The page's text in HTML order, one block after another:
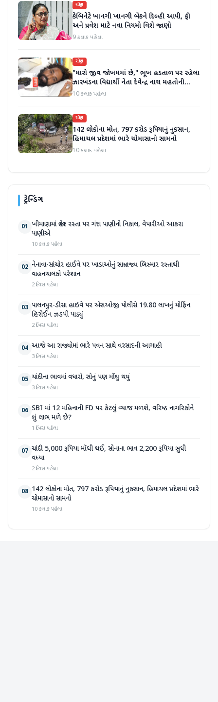
રાષ્ટ્રીય
કેબિનેટે ખાનગી ખાનગી બેંકને દિલ્હી આપી, ફી
અને પ્રવેશ માટે નવા નિયમો વિશે જાણો
9 કલાક પહેલા
રાષ્ટ્રીય
"મારો જીવ જોખમમાં છે," ભૂખ હડતાળ પર રહેલા
ઝારખંડના વિદ્યાર્થી નેતા દેવેન્દ્ર નાથ મહતોની
તબિયત ખરાબ
10 કલાક પહેલા
રાષ્ટ્રીય
142 લોકોના મોત, 797 કરોડ રૂપિયાનું નુકસાન,
હિમાચલ પ્રદેશમાં ભારે ચોમાસાનો સામનો
10 કલાક પહેલા
ટ્રેન્ડિંગ
01 ખીમાણામાં જાહેર રસ્તા પર ગંદા પાણીનો નિકાલ, વેપારીઓ આકરા
પાણીએ
10 કલાક પહેલા
02 નેનાવા-સાંચોર હાઈવે પર ખાડાઓનું સામ્રાજ્ય બિસ્માર રસ્તાથી
વાહનચાલકો પરેશાન
2 દિવસ પહેલા
03 પાલનપુર-ડીસા હાઇવે પર એસઓજી પોલીસે 19.80 લાખનું મોર્ફિન
હિરોઈન ઝડપી પાડ્યું
2 દિવસ પહેલા
04 આજે આ રાજ્યોમાં ભારે પવન સાથે વરસાદની આગાહી
3 દિવસ પહેલા
05 ચાંદીના ભાવમાં વધારો, સોનું પણ મોંઘુ થયું
3 દિવસ પહેલા
06 SBI માં 12 મહિનાની FD પર કેટલું વ્યાજ મળશે, વરિષ્ઠ નાગરિકોને
શું લાભ મળે છે?
1 દિવસ પહેલા
07 ચાંદી 5,000 રૂપિયા મોંઘી થઈ, સોનાના ભાવ 2,200 રૂપિયા સુધી
વધ્યા
2 દિવસ પહેલા
08 142 લોકોના મોત, 797 કરોડ રૂપિયાનું નુકસાન, હિમાચલ પ્રદેશમાં ભારે
ચોમાસાનો સામનો
10 કલાક પહેલા